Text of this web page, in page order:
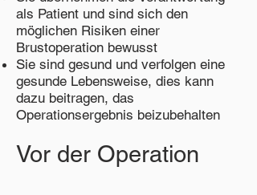
als Patient und sind sich den
möglichen Risiken einer
Brustoperation bewusst
Sie sind gesund und verfolgen eine
gesunde Lebensweise, dies kann
dazu beitragen, das
Operationsergebnis beizubehalten
Vor der Operation